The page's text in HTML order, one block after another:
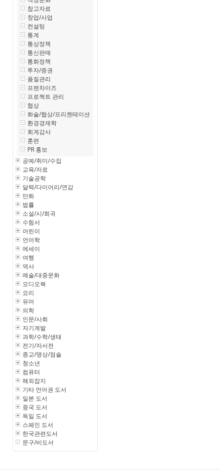
참고자료
창업/사업
컨설팅
통계
통상정책
통신판매
통화정책
투자/증권
품질관리
프랜차이즈
프로젝트 관리
협상
화술/협상/프리젠테이션
환경경제학
회계감사
훈련
PR 홍보
공예/취미/수집
교육/자료
기술공학
달력/다이어리/연감
만화
법률
소설/시/희곡
수험서
어린이
언어학
에세이
여행
역사
예술/대중문화
오디오북
요리
유머
의학
인문/사회
자기계발
과학/수학/생태
전기/자서전
종교/명상/점술
청소년
컴퓨터
해외잡지
기타 언어권 도서
일본 도서
중국 도서
독일 도서
스페인 도서
한국관련도서
문구/비도서